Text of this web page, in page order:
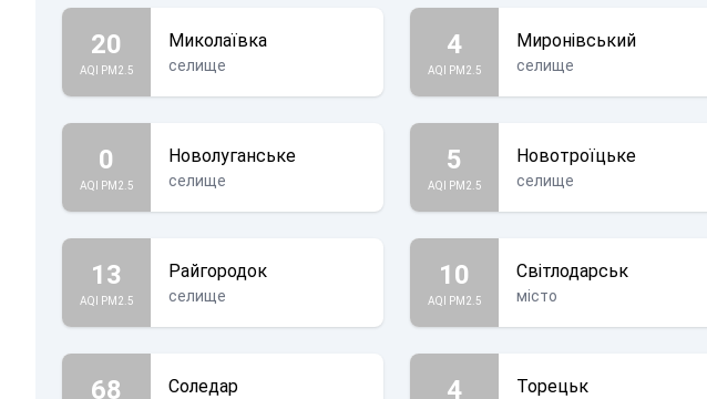
20
AQI PM2.5
Миколаївка
селище
4
AQI PM2.5
Миронівський
селище
0
AQI PM2.5
Новолуганське
селище
5
AQI PM2.5
Новотроїцьке
селище
13
AQI PM2.5
Райгородок
селище
10
AQI PM2.5
Світлодарськ
місто
68 Соледар 4 Торецьк